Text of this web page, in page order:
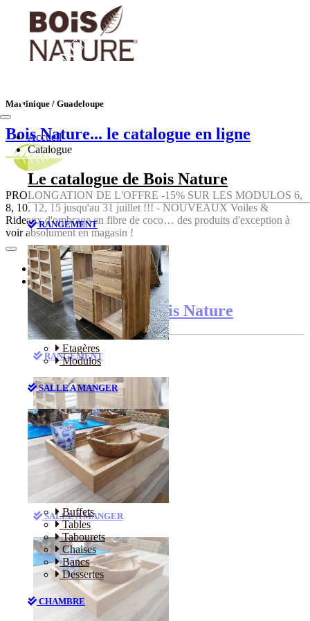
Martinique / Guadeloupe
Bois Nature... le catalogue en ligne
PROLONGATION DE L'OFFRE -15% SUR LES MODULOS 6,
8, 10, 12, 15 jusqu'au 31 juillet !!! - NOUVEAUX Voiles &
Rideaux d'ombrage en fibre de coco… des produits d'exception à
voir absolument en magasin !
Accueil
Catalogue
Le catalogue de Bois Nature
RANGEMENT
Etagères
Modulos
SALLE A MANGER
Buffets
Tables
Tabourets
Chaises
Bancs
Dessertes
CHAMBRE
Accueil
Catalogue
Le catalogue de Bois Nature
RANGEMENT
Etagères
Modulos
SALLE A MANGER
TENDANCE